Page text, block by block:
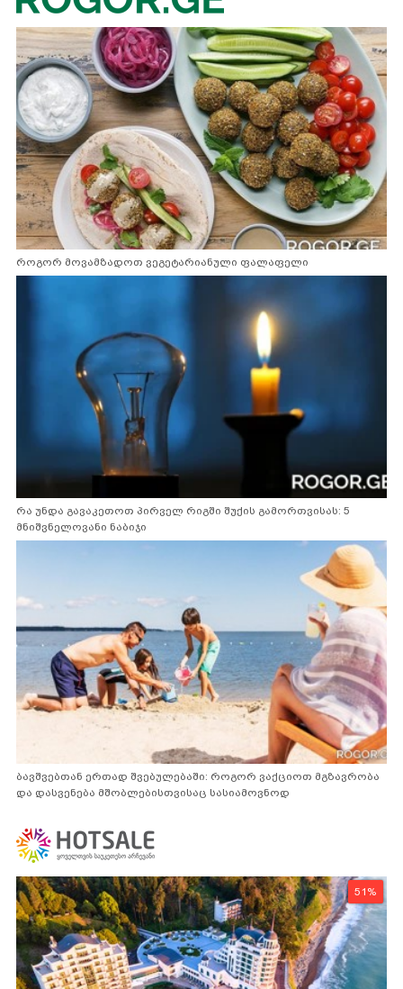
როგორ მოვამზადოთ ვეგეტარიანული ფალაფელი
რა უნდა გავაკეთოთ პირველ რიგში შუქის გამორთვისას: 5
მნიშვნელოვანი ნაბიჯი
ბავშვებთან ერთად შვებულებაში: როგორ ვაქციოთ მგზავრობა
და დასვენება მშობლებისთვისაც სასიამოვნოდ
51%